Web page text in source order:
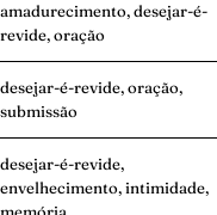
amadurecimento, desejar-é-
revide, oração
desejar-é-revide, oração,
submissão
desejar-é-revide,
envelhecimento, intimidade,